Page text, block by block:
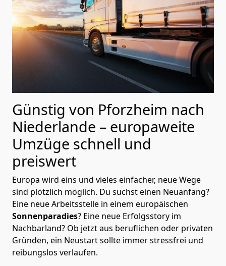
Günstig von Pforzheim nach
Niederlande – europaweite
Umzüge schnell und
preiswert
Europa wird eins und vieles einfacher, neue Wege
sind plötzlich möglich. Du suchst einen Neuanfang?
Eine neue Arbeitsstelle in einem europäischen
Sonnenparadies? Eine neue Erfolgsstory im
Nachbarland? Ob jetzt aus beruflichen oder privaten
Gründen, ein Neustart sollte immer stressfrei und
reibungslos verlaufen.